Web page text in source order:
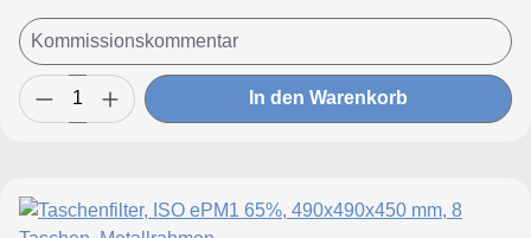
In den Warenkorb